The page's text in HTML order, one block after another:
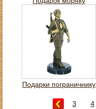
Подарки пограничнику
3 4